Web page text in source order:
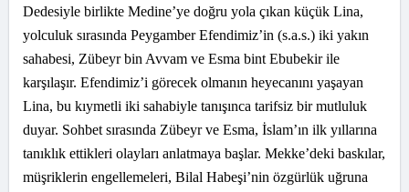
Dedesiyle birlikte Medine’ye doğru yola çıkan küçük Lina,
yolculuk sırasında Peygamber Efendimiz’in (s.a.s.) iki yakın
sahabesi, Zübeyr bin Avvam ve Esma bint Ebubekir ile
karşılaşır. Efendimiz’i görecek olmanın heyecanını yaşayan
Lina, bu kıymetli iki sahabiyle tanışınca tarifsiz bir mutluluk
duyar. Sohbet sırasında Zübeyr ve Esma, İslam’ın ilk yıllarına
tanıklık ettikleri olayları anlatmaya başlar. Mekke’deki baskılar,
müşriklerin engellemeleri, Bilal Habeşi’nin özgürlük uğruna